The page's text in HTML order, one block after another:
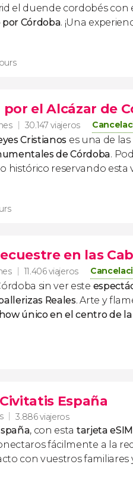
el duende cordobés con
Córdoba. ¡Una
el Alcázar de
30.147 viajeros
Cristianos es una de las
de Córdoba.
histórico reservando esta
en las
11.406 viajeros
sin ver este
Reales. Arte y
único en el centro de la
España
3.886 viajeros
, con esta tarjeta
fácilmente a la
con vuestros familiares